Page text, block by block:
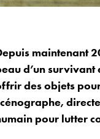
maintenant
d’un survivant
des objets
pour lutter